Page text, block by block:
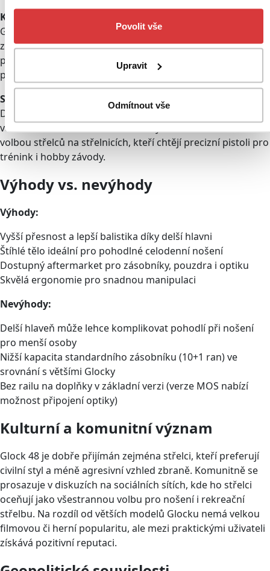
Povolit vše
Upravit
Odmítnout vše
Každodenní skryté nošení (EDC)
Glock 48 vyniká zejména v situacích, kdy potřebujete
zachovat nenápadný vzhled, ale zároveň vyžadujete
přesnou střelbu a vyšší výkon. Díky úzkému profilu se
pohodlně nosí i po celý den.
Sportovní střelba
Delší hlaveň znamená lepší zamíření a vyšší přesnost na
větší vzdálenosti. Glock 48 se tak rychle stal oblíbenou
volbou střelců na střelnicích, kteří chtějí precizní pistoli pro
trénink i hobby závody.
Výhody vs. nevýhody
Výhody:
Vyšší přesnost a lepší balistika díky delší hlavni
Štíhlé tělo ideální pro pohodlné celodenní nošení
Dostupný aftermarket pro zásobníky, pouzdra i optiku
Skvělá ergonomie pro snadnou manipulaci
Nevýhody:
Delší hlaveň může lehce komplikovat pohodlí při nošení
pro menší osoby
Nižší kapacita standardního zásobníku (10+1 ran) ve
srovnání s většími Glocky
Bez railu na doplňky v základní verzi (verze MOS nabízí
možnost připojení optiky)
Kulturní a komunitní význam
Glock 48 je dobře přijímán zejména střelci, kteří preferují
civilní styl a méně agresivní vzhled zbraně. Komunitně se
prosazuje v diskuzích na sociálních sítích, kde ho střelci
oceňují jako všestrannou volbu pro nošení i rekreační
střelbu. Na rozdíl od větších modelů Glocku nemá velkou
filmovou či herní popularitu, ale mezi praktickými uživateli
získává pozitivní reputaci.